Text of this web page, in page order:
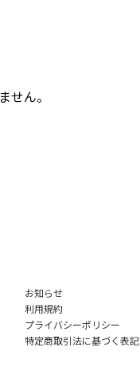
せん。
お知らせ
利用規約
プライバシーポリシー
特定商取引法に基づく表記